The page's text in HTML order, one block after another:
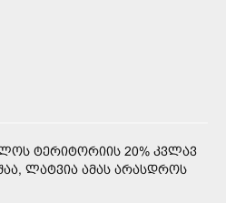
ᲢᲔᲠᲘᲢᲝᲠᲘᲘᲡ 20% ᲙᲕᲚᲐᲕ
ᲚᲐᲢᲕᲘᲐ ᲐᲛᲐᲡ ᲐᲠᲐᲡᲓᲠᲝᲡ